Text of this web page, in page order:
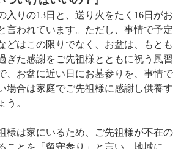
入りの13日と、送り火をたく16日がお
言われています。ただし、事情で予定
どはこの限りでなく、お盆は、もとも
ぎた感謝をご先祖様とともに祝う風習
、お盆に近い日にお墓参りを、事情で
場合は家庭でご先祖様に感謝し供養す
う。
様は家にいるため、ご先祖様が不在の
ことを「留守参り」と言い、地域に